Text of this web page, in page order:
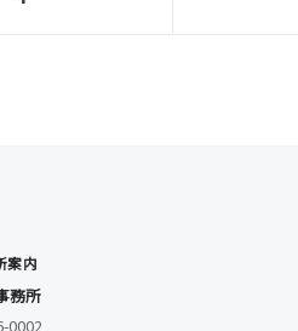
案内
務所
0002